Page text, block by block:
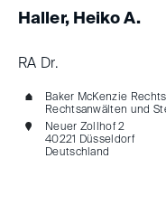
Haller, Heiko A.
RA Dr.
Baker McKenzie
Rechtsanwälten und
Neuer Zollhof 2
40221 Düsseldorf
Deutschland